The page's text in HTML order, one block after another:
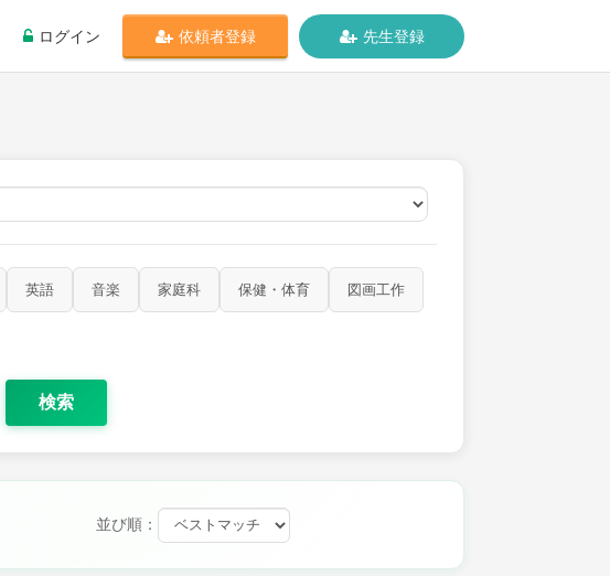
ログイン 依頼者登録 先生登録
英語 音楽 家庭科 保健・体育 図画工作
検索
並び順：